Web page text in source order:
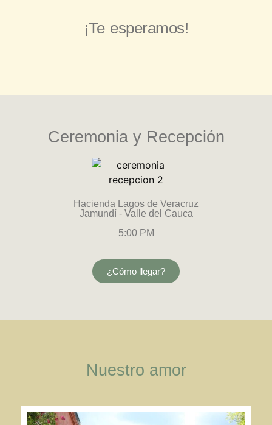
¡Te esperamos!
Ceremonia y Recepción
Hacienda Lagos de Veracruz
Jamundí - Valle del Cauca
5:00 PM
¿Cómo llegar?
Nuestro amor